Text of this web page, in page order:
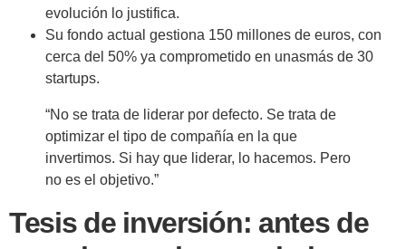
evolución lo justifica.
Su fondo actual gestiona 150 millones de euros, con
cerca del 50% ya comprometido en unasmás de 30
startups.
“No se trata de liderar por defecto. Se trata de
optimizar el tipo de compañía en la que
invertimos. Si hay que liderar, lo hacemos. Pero
no es el objetivo.”
Tesis de inversión: antes de